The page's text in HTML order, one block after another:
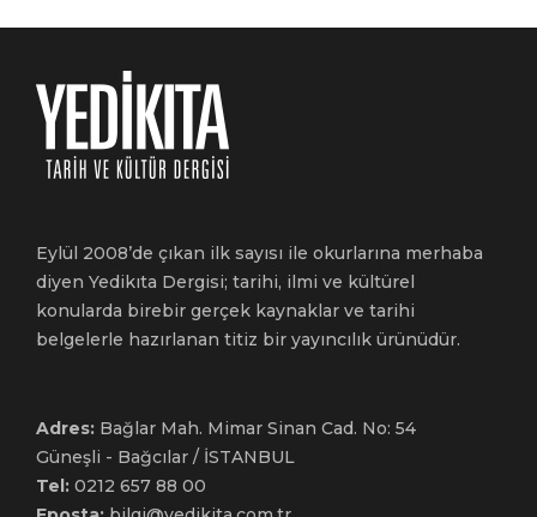
Eylül 2008’de çıkan ilk sayısı ile okurlarına merhaba
diyen Yedikıta Dergisi; tarihi, ilmi ve kültürel
konularda birebir gerçek kaynaklar ve tarihi
belgelerle hazırlanan titiz bir yayıncılık ürünüdür.
Adres: Bağlar Mah. Mimar Sinan Cad. No: 54
Güneşli - Bağcılar / İSTANBUL
Tel: 0212 657 88 00